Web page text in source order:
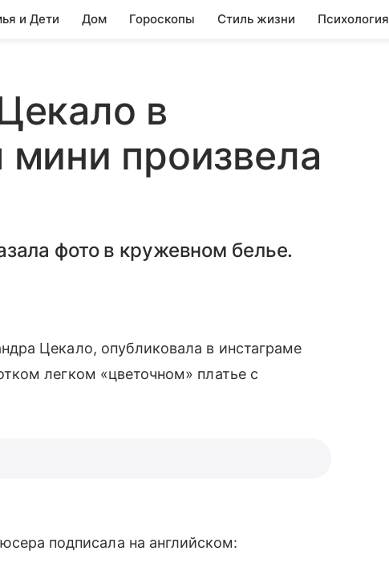
и Дети Дом Гороскопы Стиль жизни Психология
в
произвела
фото в кружевном белье.
Цекало, опубликовала в инстаграме
легком «цветочном» платье с
подписала на английском: